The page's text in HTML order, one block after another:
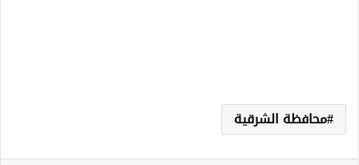
محافظة الشرقية